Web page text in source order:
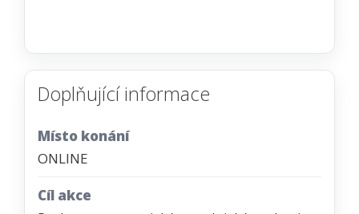
Doplňující informace
Místo konání
ONLINE
Cíl akce